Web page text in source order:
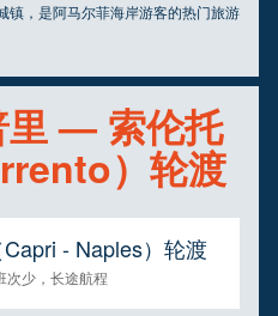
镇，是阿马尔菲海岸游客的热门旅游
里 — 索伦托
）轮渡
- Naples）轮渡
次少，长途航程